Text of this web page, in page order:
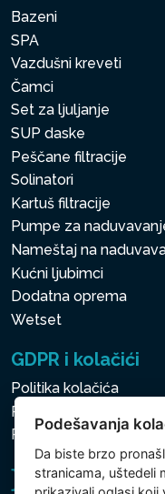
Bazeni
SPA
Vazdušni kreveti
Čamci
Set za ljuljanje
SUP daske
Peščane filtracije
Solinatori
Kartuš filtracije
Pumpe za
Nameštaj na
Kućni ljubimci
Dodatna oprema
Wetset
GDPR i kolačići
Politika kolačića
Politika zaštite ličnih i
Politika kolačića
Podešavanja
Da biste brzo
stranicama, uštedeli